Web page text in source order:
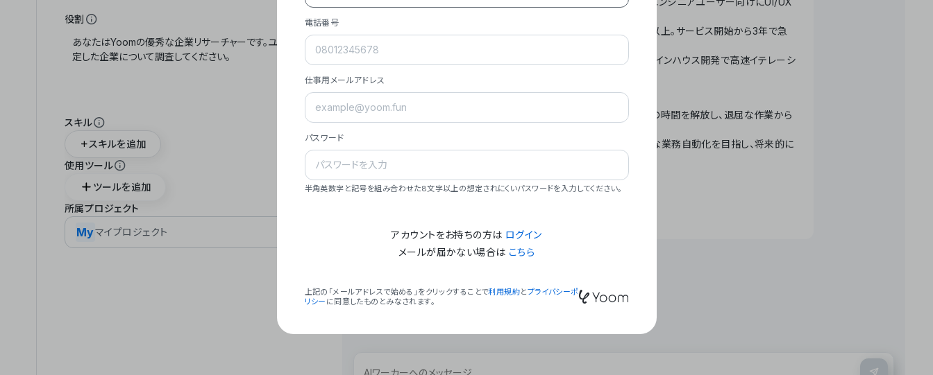
役割
スキル
スキルを追加
使用ツール
ツールを追加
所属プロジェクト
Myマイプロジェクト
- **実績**: 国内利用社数20,000社超、直近成長率300%以上。サービス開始から3年で急
- **強み**: すべての自動化技術を1プラットフォームで完結。インハウス開発で高速イテレーシ
- **ミッション**: 「We Make Time」 – テクノロジーで人々の時間を解放し、退屈な作業から
- **ビジョン**: 「Global Business Automation」 – 世界的な業務自動化を目指し、将来的に
### 会社概要
電話番号
仕事用メールアドレス
パスワード
半角英数字と記号を組み合わせた8文字以上の想定されにくいパスワードを入力してください。
アカウントをお持ちの方は ログイン
メールが届かない場合は こちら
上記の「メールアドレスで始める」をクリックすることで利用規約とプライバシーポ
リシー に同意したものとみなされます。